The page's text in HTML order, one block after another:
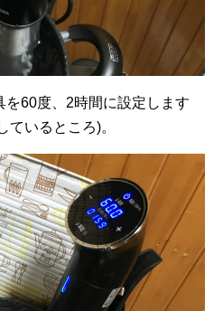
60度、2時間に設定します
ているところ)。